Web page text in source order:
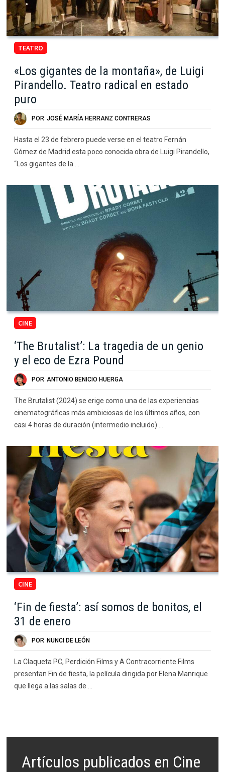
TEATRO
«Los gigantes de la montaña», de Luigi
Pirandello. Teatro radical en estado
puro
POR JOSÉ MARÍA HERRANZ CONTRERAS
Hasta el 23 de febrero puede verse en el teatro Fernán
Gómez de Madrid esta poco conocida obra de Luigi Pirandello,
“Los gigantes de la …
CINE
‘The Brutalist’: La tragedia de un genio
y el eco de Ezra Pound
POR ANTONIO BENICIO HUERGA
The Brutalist (2024) se erige como una de las experiencias
cinematográficas más ambiciosas de los últimos años, con
casi 4 horas de duración (intermedio incluido) …
CINE
‘Fin de fiesta’: así somos de bonitos, el
31 de enero
POR NUNCI DE LEÓN
La Claqueta PC, Perdición Films y A Contracorriente Films
presentan Fin de fiesta, la película dirigida por Elena Manrique
que llega a las salas de …
Artículos publicados en Cine